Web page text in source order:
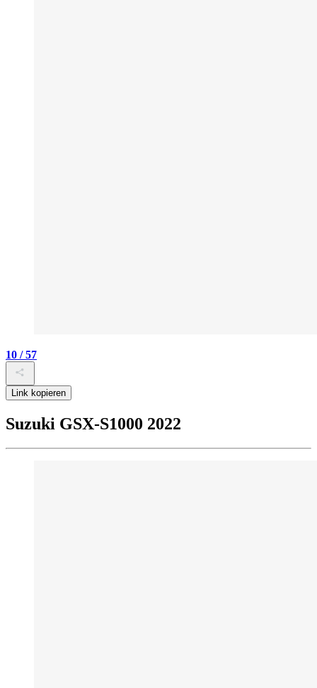
10 / 57
Link kopieren
Suzuki GSX-S1000 2022